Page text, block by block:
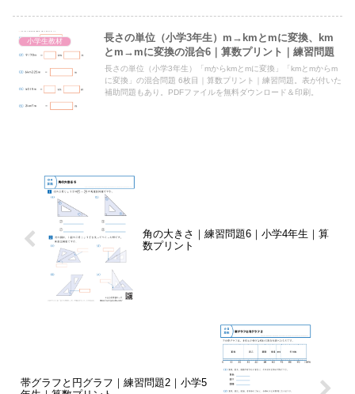
小学生教材
長さの単位（小学3年生）m→kmとmに変換、km
とm→mに変換の混合6｜算数プリント｜練習問題
長さの単位（小学3年生）「mからkmとmに変換」「kmとmからm
に変換」の混合問題 6枚目｜算数プリント｜練習問題。表が付いた
補助問題もあり。PDFファイルを無料ダウンロード＆印刷。
角の大きさ｜練習問題6｜小学4年生｜算
数プリント
帯グラフと円グラフ｜練習問題2｜小学5